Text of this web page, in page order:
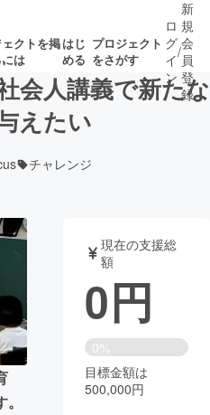
クトを掲
は
はじ
める
プロジェクト
をさがす
ロジェクト
音楽
ット ゲーム・サ
書籍・雑誌
チャレンジ
ロ
グ
イ
ン
/
新
規
会
員
登
録
会人講義で新たな
えたい
チャレンジ
現在の支援総
額
0円
0%
目標金額は
500,000円